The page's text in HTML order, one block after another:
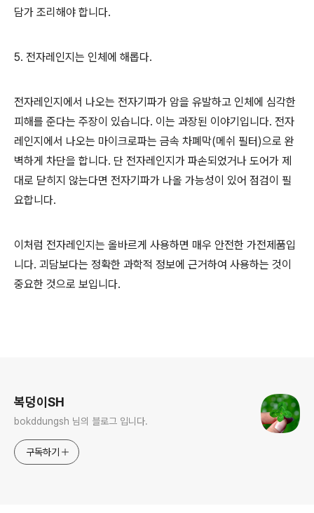
담가 조리해야 합니다.
5. 전자레인지는 인체에 해롭다.
전자레인지에서 나오는 전자기파가 암을 유발하고 인체에 심각한
피해를 준다는 주장이 있습니다. 이는 과장된 이야기입니다. 전자
레인지에서 나오는 마이크로파는 금속 차폐막(메쉬 필터)으로 완
벽하게 차단을 합니다. 단 전자레인지가 파손되었거나 도어가 제
대로 닫히지 않는다면 전자기파가 나올 가능성이 있어 점검이 필
요합니다.
이처럼 전자레인지는 올바르게 사용하면 매우 안전한 가전제품입
니다. 괴담보다는 정확한 과학적 정보에 근거하여 사용하는 것이
중요한 것으로 보입니다.
복덩이SH
bokddungsh 님의 블로그 입니다.
구독하기